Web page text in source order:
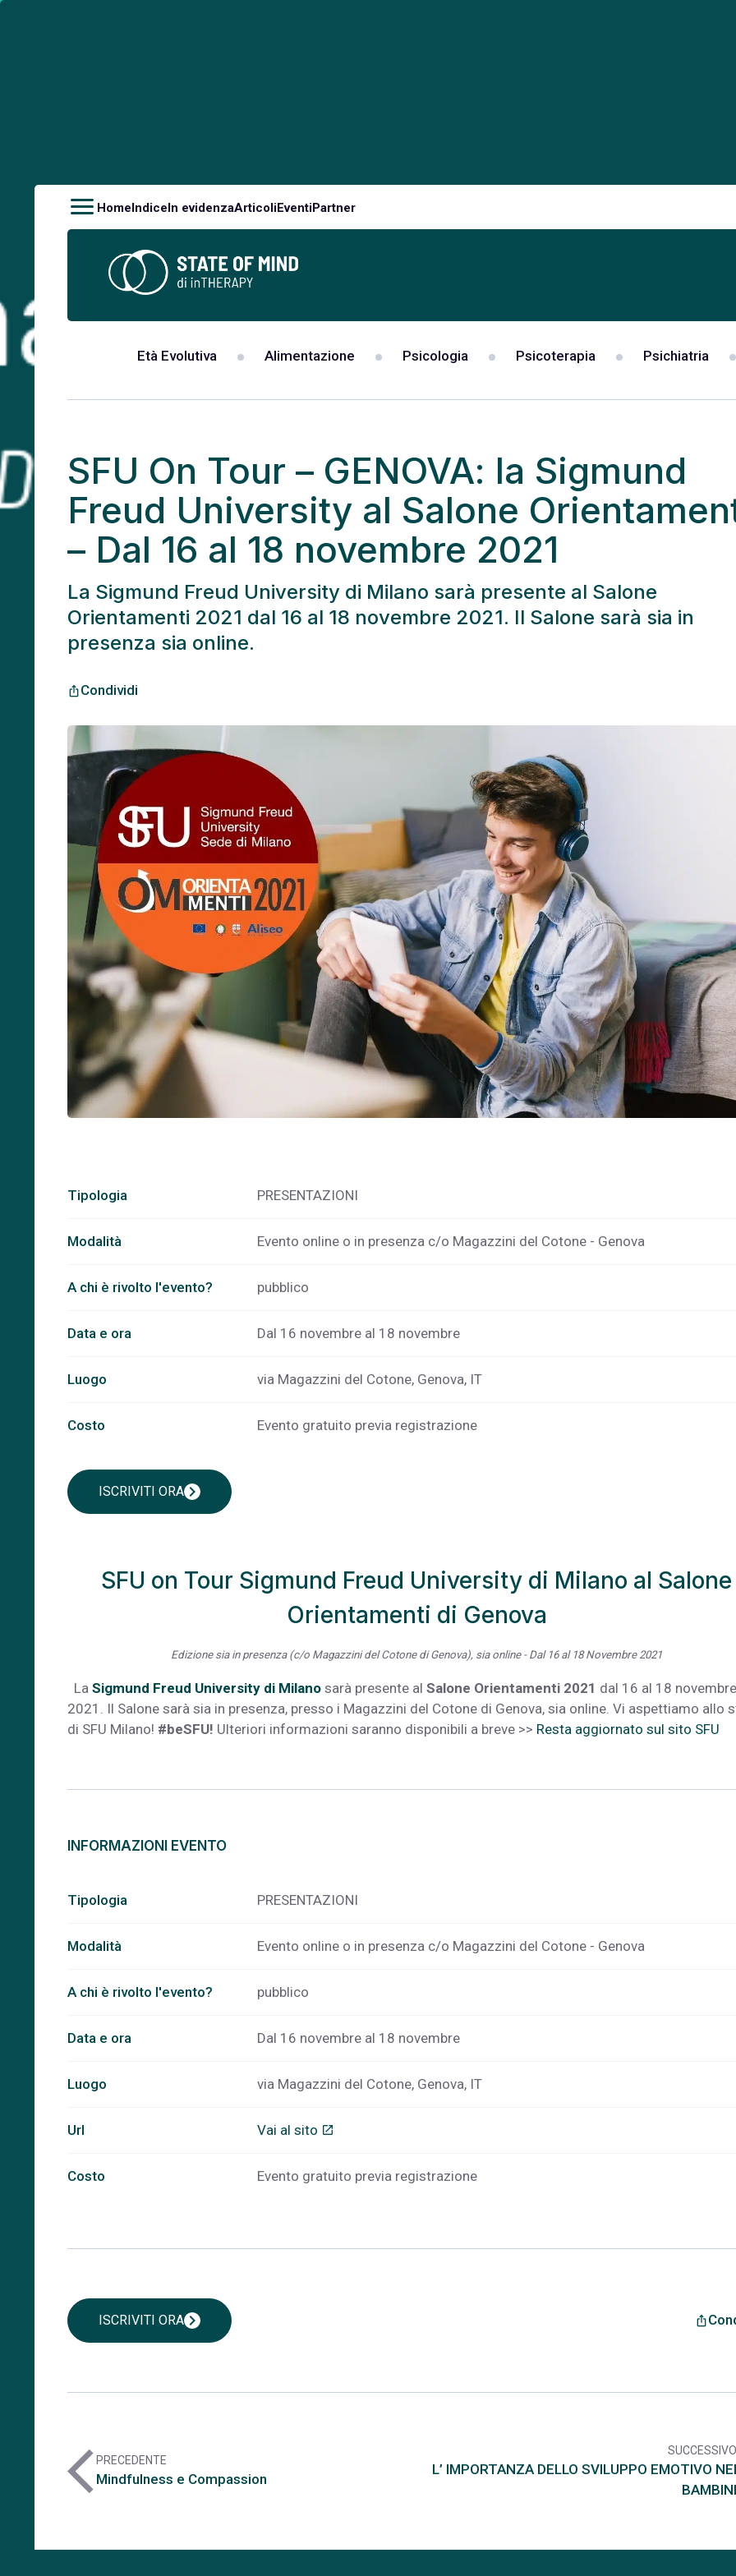
HomeIndiceIn evidenzaArticoliEventiPartner
Età Evolutiva Alimentazione Psicologia Psicoterapia Psichiatria
SFU On Tour – GENOVA: la Sigmund
Freud University al Salone
– Dal 16 al 18 novembre 2021
La Sigmund Freud University di Milano sarà presente al Salone
Orientamenti 2021 dal 16 al 18 novembre 2021. Il Salone sarà sia in
presenza sia online.
ios_shareCondividi
Tipologia PRESENTAZIONI
Modalità Evento online o in presenza c/o Magazzini del Cotone - Genova
A chi è rivolto l'evento? pubblico
Data e ora Dal 16 novembre al 18 novembre
Luogo via Magazzini del Cotone, Genova, IT
Costo Evento gratuito previa registrazione
ISCRIVITI ORAchevron_right
SFU on Tour Sigmund Freud University di Milano al Salone
Orientamenti di Genova
Edizione sia in presenza (c/o Magazzini del Cotone di Genova), sia online - Dal 16 al 18 Novembre 2021
La Sigmund Freud University di Milano sarà presente al Salone Orientamenti 2021 dal 16 al 18 novembre
2021. Il Salone sarà sia in presenza, presso i Magazzini del Cotone di Genova, sia online. Vi aspettiamo allo
di SFU Milano! #beSFU! Ulteriori informazioni saranno disponibili a breve >> Resta aggiornato sul sito SFU
INFORMAZIONI EVENTO
Tipologia PRESENTAZIONI
Modalità Evento online o in presenza c/o Magazzini del Cotone - Genova
A chi è rivolto l'evento? pubblico
Data e ora Dal 16 novembre al 18 novembre
Luogo via Magazzini del Cotone, Genova, IT
Url Vai al sito open_in_new
Costo Evento gratuito previa registrazione
ISCRIVITI ORAchevron_right ios_share
arrow_back_iosPRECEDENTE
Mindfulness e Compassion
SUCCESSIVO
L’ IMPORTANZA DELLO SVILUPPO EMOTIVO NEI
BAMBINI